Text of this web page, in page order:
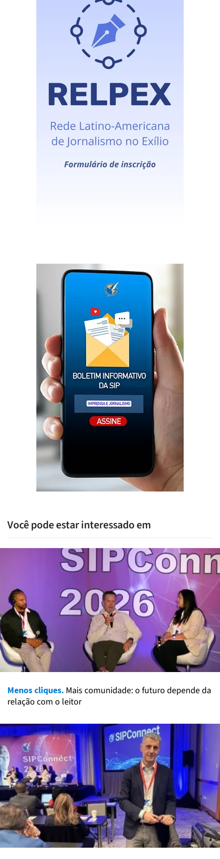
Você pode estar interessado em
Menos cliques. Mais comunidade: o futuro depende da
relação com o leitor